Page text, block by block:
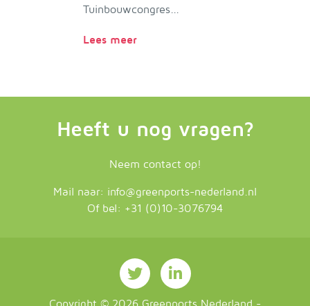
Tuinbouwcongres...
Lees meer
Heeft u nog vragen?
Neem contact op!
Mail naar: info@greenports-nederland.nl
Of bel: +31 (0)10-3076794